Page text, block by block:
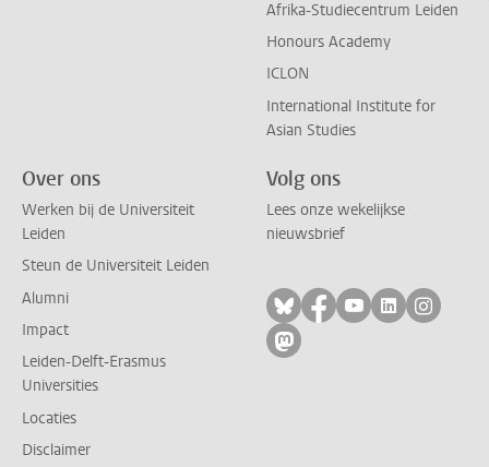
Afrika-Studiecentrum Leiden
Honours Academy
ICLON
International Institute for
Asian Studies
Over ons
Werken bij de Universiteit
Leiden
Steun de Universiteit Leiden
Alumni
Impact
Leiden-Delft-Erasmus
Universities
Locaties
Disclaimer
Volg ons
Lees onze wekelijkse
nieuwsbrief
Volg ons op bluesky
Volg ons op
Volg ons op
Volg ons
Volg
Volg ons op mastodon